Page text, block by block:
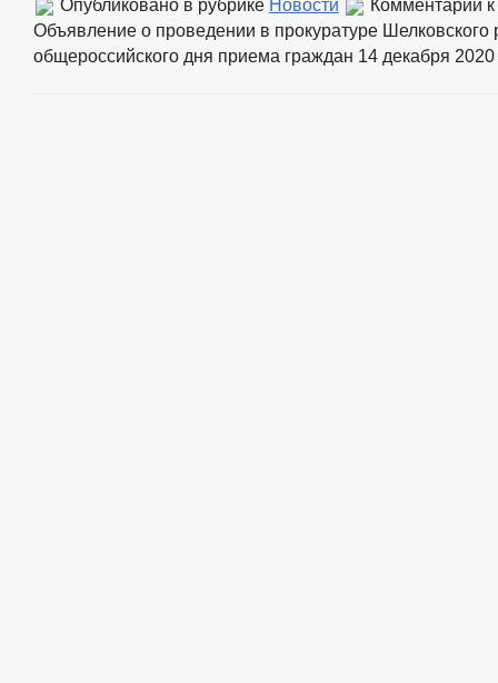
Опубликовано в рубрике Новости Комментарии
Объявление о проведении в прокуратуре Шелковского
общероссийского дня приема граждан 14 декабря 2020